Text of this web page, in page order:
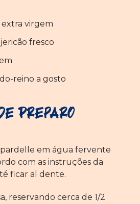
virgem
fresco
reino a gosto
Preparo
em água fervente
com as instruções da
ficar al dente.
reservando cerca de 1/2